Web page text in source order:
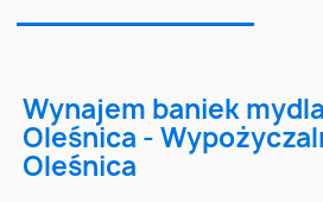
Wynajem baniek
Oleśnica -
Oleśnica